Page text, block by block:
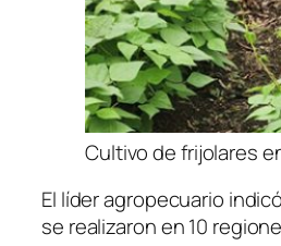
Cultivo de frijolares
El líder agropecuario
se realizaron en 10